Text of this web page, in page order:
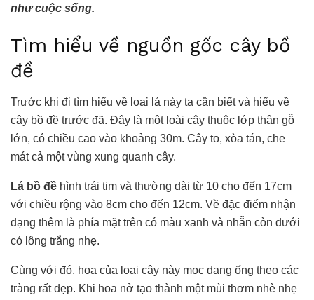
như cuộc sống.
Tìm hiểu về nguồn gốc cây bồ
đề
Trước khi đi tìm hiểu về loại lá này ta cần biết và hiểu về
cây bồ đề trước đã. Đây là một loài cây thuộc lớp thân gỗ
lớn, có chiều cao vào khoảng 30m. Cây to, xòa tán, che
mát cả một vùng xung quanh cây.
Lá bồ đề hình trái tim và thường dài từ 10 cho đến 17cm
với chiều rộng vào 8cm cho đến 12cm. Về đặc điểm nhận
dạng thêm là phía mặt trên có màu xanh và nhẵn còn dưới
có lông trắng nhẹ.
Cùng với đó, hoa của loại cây này mọc dạng ống theo các
tràng rất đẹp. Khi hoa nở tạo thành một mùi thơm nhè nhẹ